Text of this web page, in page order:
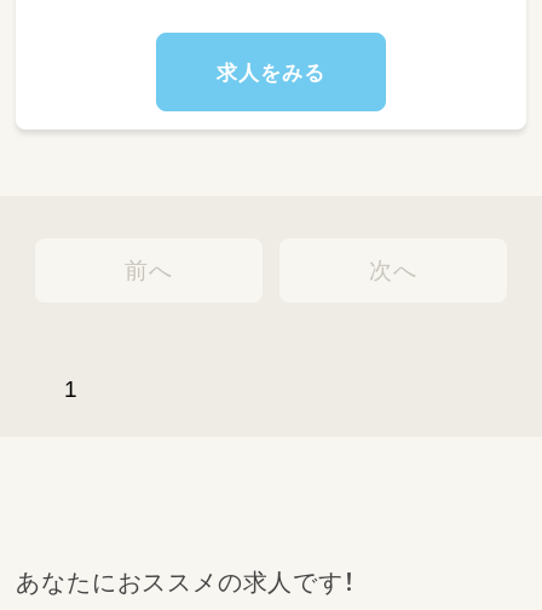
求人をみる
前へ
1
次へ
あなたにおススメの求人です！